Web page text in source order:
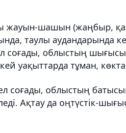
жауын-шашын (жаңбыр,
таулы аудандарында
соғады, облыстың
уақыттарда тұман,
соғады, облыстың
Ақтау да оңтүстік-